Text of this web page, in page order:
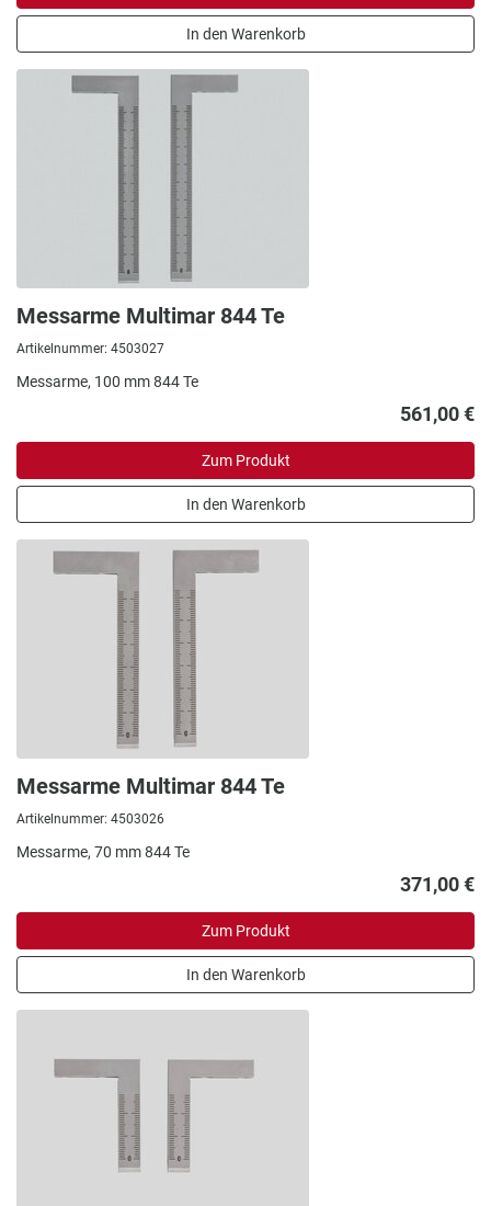
In den Warenkorb
Messarme Multimar 844 Te
Artikelnummer: 4503027
Messarme, 100 mm 844 Te
561,00 €
Zum Produkt
In den Warenkorb
Messarme Multimar 844 Te
Artikelnummer: 4503026
Messarme, 70 mm 844 Te
371,00 €
Zum Produkt
In den Warenkorb